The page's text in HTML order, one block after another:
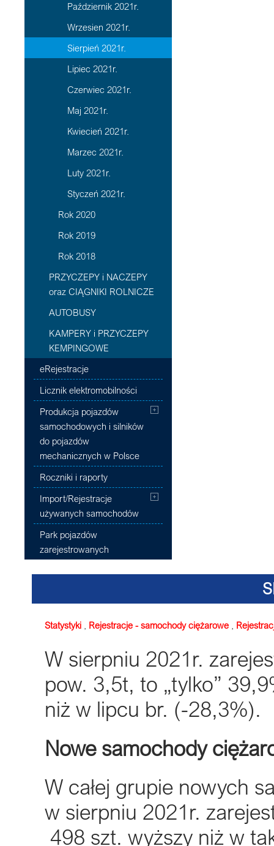
Październik 2021r.
Wrzesien 2021r.
Sierpień 2021r.
Lipiec 2021r.
Czerwiec 2021r.
Maj 2021r.
Kwiecień 2021r.
Marzec 2021r.
Luty 2021r.
Styczeń 2021r.
Rok 2020
Rok 2019
Rok 2018
PRZYCZEPY i NACZEPY
oraz CIĄGNIKI ROLNICZE
AUTOBUSY
KAMPERY i PRZYCZEPY
KEMPINGOWE
eRejestracje
Licznik elektromobilności
Produkcja pojazdów
samochodowych i silników
do pojazdów
mechanicznych w Polsce
Roczniki i raporty
Import/Rejestracje
używanych samochodów
Park pojazdów
zarejestrowanych
Statystyki Rejestracje - samochody ciężarowe
W sierpniu 2021r.
pow. 3,5t, to „tylko”
niż w lipcu br. (-28,3%).
Nowe samochody
W całej grupie nowych
w sierpniu 2021r.
498 szt. wyższy niż w